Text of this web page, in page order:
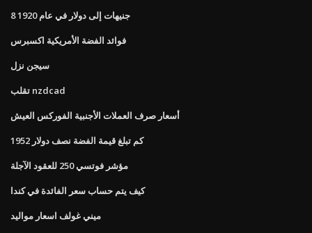
8 جنيهات إلى دولار في عام 1920
فوائد الفضة الأمريكية اكسبرس
سيجن نزل
تقلب nzdcad
أسعار صرف العملات الأجنبية الفوركس العيش
كم تبلغ قيمة الفضة نصف دولار 1952
مؤشر فوتسي 250 للعقود الآجلة
كيف يتم حساب سعر الفائدة في كندا
ميني غولف اسعار مواليد